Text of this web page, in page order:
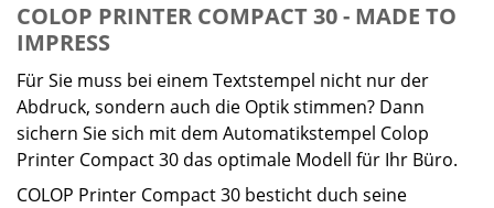
COLOP PRINTER COMPACT 30 - MADE TO
IMPRESS
Für Sie muss bei einem Textstempel nicht nur der
Abdruck, sondern auch die Optik stimmen? Dann
sichern Sie sich mit dem Automatikstempel Colop
Printer Compact 30 das optimale Modell für Ihr Büro.
COLOP Printer Compact 30 besticht duch seine